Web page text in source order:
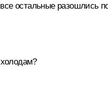
остальные разошлись